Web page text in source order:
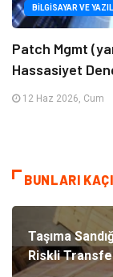
BILGISAYAR VE
Patch Mgmt
Hassasiyet
12 Haz 2026, Cum
BUNLARI
Taşıma
Riskli